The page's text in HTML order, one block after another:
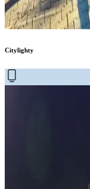
Citylighty